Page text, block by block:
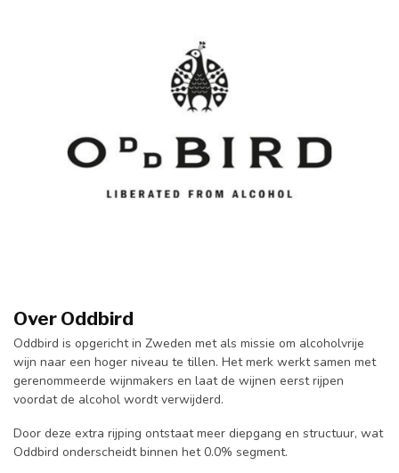
Over Oddbird
Oddbird is opgericht in Zweden met als missie om alcoholvrije
wijn naar een hoger niveau te tillen. Het merk werkt samen met
gerenommeerde wijnmakers en laat de wijnen eerst rijpen
voordat de alcohol wordt verwijderd.
Door deze extra rijping ontstaat meer diepgang en structuur, wat
Oddbird onderscheidt binnen het 0.0% segment.